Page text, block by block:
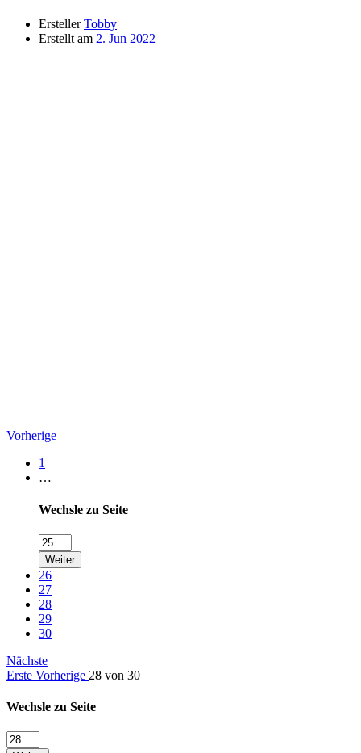
Ersteller Tobby
Erstellt am 2. Jun 2022
Vorherige
1
…
Wechsle zu Seite
Weiter
26
27
28
29
30
Nächste
Erste Vorherige 28 von 30
Wechsle zu Seite